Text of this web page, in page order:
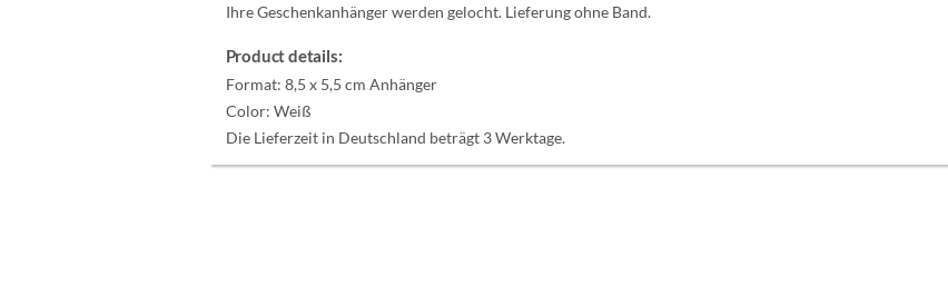
Ihre Geschenkanhänger werden gelocht. Lieferung ohne Band.
Product details:
Format: 8,5 x 5,5 cm Anhänger
Color: Weiß
Die Lieferzeit in Deutschland beträgt 3 Werktage.